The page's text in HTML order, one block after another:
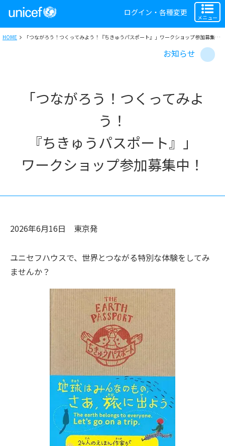
ログイン・各種変更
メニュー
HOME 「つながろう！つくってみよう！『ちきゅうパスポート』」ワークショップ参加募集中！
お知らせ
「つながろう！つくってみよ
う！
『ちきゅうパスポート』」
ワークショップ参加募集中！
2026年6月16日 東京発
ユニセフハウスで、世界とつながる特別な体験をしてみ
ませんか？